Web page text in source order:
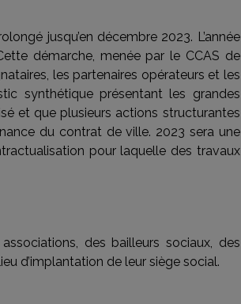
jusqu’en décembre 2023. L’année
démarche, menée par le CCAS de
les partenaires opérateurs et les
synthétique présentant les grandes
et que plusieurs actions structurantes
du contrat de ville. 2023 sera une
pour laquelle des travaux
des bailleurs sociaux, des
d’implantation de leur siège social.